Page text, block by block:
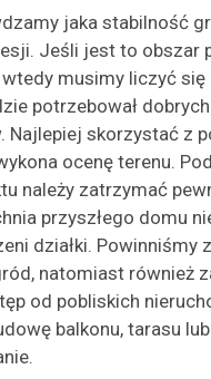
jaka stabilność
Jeśli jest to obszar
musimy liczyć się
potrzebował dobrych
Najlepiej skorzystać z
ocenę terenu.
należy zatrzymać
przyszłego domu
działki. Powinniśmy
natomiast również
od pobliskich
balkonu, tarasu